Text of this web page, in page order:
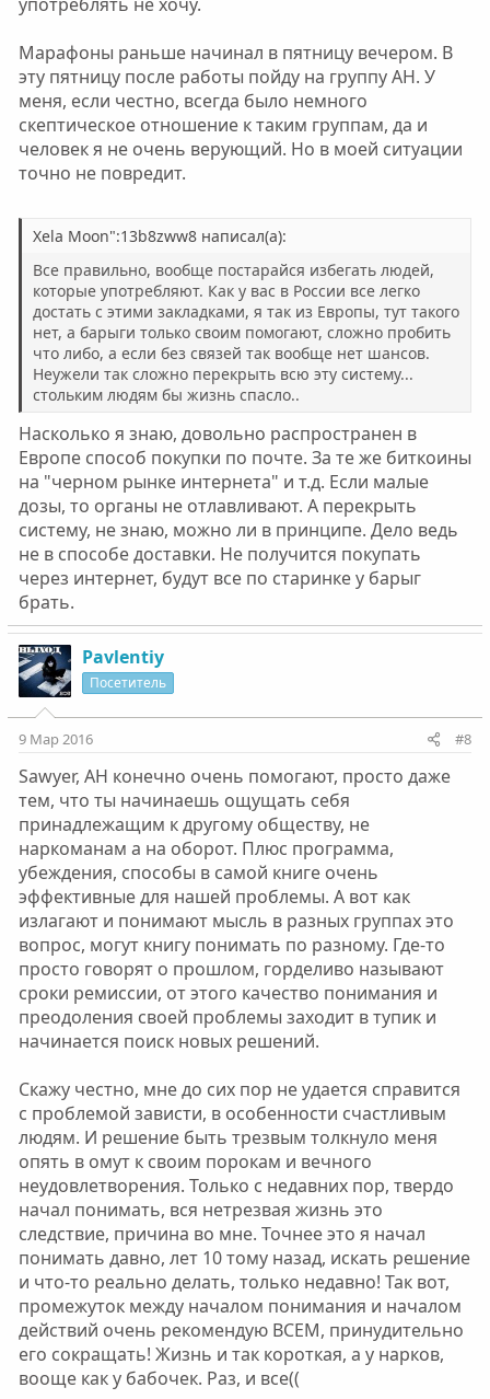
Марафоны раньше начинал в пятницу вечером. В
эту пятницу после работы пойду на группу АН. У
меня, если честно, всегда было немного
скептическое отношение к таким группам, да и
человек я не очень верующий. Но в моей ситуации
точно не повредит.
Xela Moon":13b8zww8 написал(а):
Все правильно, вообще постарайся избегать людей,
которые употребляют. Как у вас в России все легко
достать с этими закладками, я так из Европы, тут такого
нет, а барыги только своим помогают, сложно пробить
что либо, а если без связей так вообще нет шансов.
Неужели так сложно перекрыть всю эту систему...
стольким людям бы жизнь спасло..
Насколько я знаю, довольно распространен в
Европе способ покупки по почте. За те же биткоины
на "черном рынке интернета" и т.д. Если малые
дозы, то органы не отлавливают. А перекрыть
систему, не знаю, можно ли в принципе. Дело ведь
не в способе доставки. Не получится покупать
через интернет, будут все по старинке у барыг
брать.
Pavlentiy
Посетитель
9 Мар 2016 #8
Sawyer, АН конечно очень помогают, просто даже
тем, что ты начинаешь ощущать себя
принадлежащим к другому обществу, не
наркоманам а на оборот. Плюс программа,
убеждения, способы в самой книге очень
эффективные для нашей проблемы. А вот как
излагают и понимают мысль в разных группах это
вопрос, могут книгу понимать по разному. Где-то
просто говорят о прошлом, горделиво называют
сроки ремиссии, от этого качество понимания и
преодоления своей проблемы заходит в тупик и
начинается поиск новых решений.
Скажу честно, мне до сих пор не удается справится
с проблемой зависти, в особенности счастливым
людям. И решение быть трезвым толкнуло меня
опять в омут к своим порокам и вечного
неудовлетворения. Только с недавних пор, твердо
начал понимать, вся нетрезвая жизнь это
следствие, причина во мне. Точнее это я начал
понимать давно, лет 10 тому назад, искать решение
и что-то реально делать, только недавно! Так вот,
промежуток между началом понимания и началом
действий очень рекомендую ВСЕМ, принудительно
его сокращать! Жизнь и так короткая, а у нарков,
вооще как у бабочек. Раз, и все((